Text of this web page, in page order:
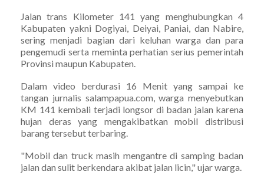
Jalan trans Kilometer 141 yang menghubungkan 4
Kabupaten yakni Dogiyai, Deiyai, Paniai, dan Nabire,
sering menjadi bagian dari keluhan warga dan para
pengemudi serta meminta perhatian serius pemerintah
Provinsi maupun Kabupaten.
Dalam video berdurasi 16 Menit yang sampai ke
tangan jurnalis salampapua.com, warga menyebutkan
KM 141 kembali terjadi longsor di badan jalan karena
hujan deras yang mengakibatkan mobil distribusi
barang tersebut terbaring.
"Mobil dan truck masih mengantre di samping badan
jalan dan sulit berkendara akibat jalan licin," ujar warga.